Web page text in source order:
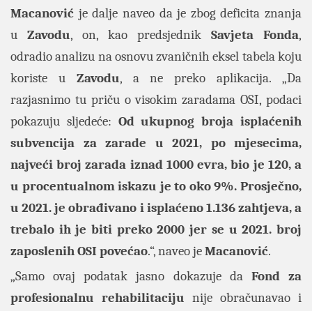
Macanović je dalje naveo da je zbog deficita znanja
u Zavodu, on, kao predsjednik Savjeta Fonda,
odradio analizu na osnovu zvaničnih eksel tabela koju
koriste u Zavodu, a ne preko aplikacija. „Da
razjasnimo tu priču o visokim zaradama OSI, podaci
pokazuju sljedeće: Od ukupnog broja isplaćenih
subvencija za zarade u 2021, po mjesecima,
najveći broj zarada iznad 1000 evra, bio je 120, a
u procentualnom iskazu je to oko 9%. Prosječno,
u 2021. je obrađivano i isplaćeno 1.136 zahtjeva, a
trebalo ih je biti preko 2000 jer se u 2021. broj
zaposlenih OSI povećao.“, naveo jeMacanović.
„Samo ovaj podatak jasno dokazuje da Fond za
profesionalnu rehabilitaciju nije obračunavao i